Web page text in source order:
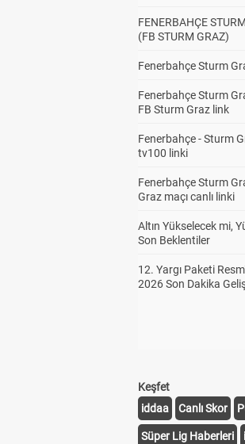
FENERBAHÇE
(FB STURM GRAZ)
Fenerbahçe Sturm
Fenerbahçe Sturm
FB Sturm Graz link
Fenerbahçe - Sturm
tv100 linki
Fenerbahçe Sturm
Graz maçı canlı linki
Altın Yükselecek mi,
Son Beklentiler
12. Yargı Paketi
2026 Son Dakika
Keşfet
iddaa
Canlı Skor
Süper Lig Haberleri